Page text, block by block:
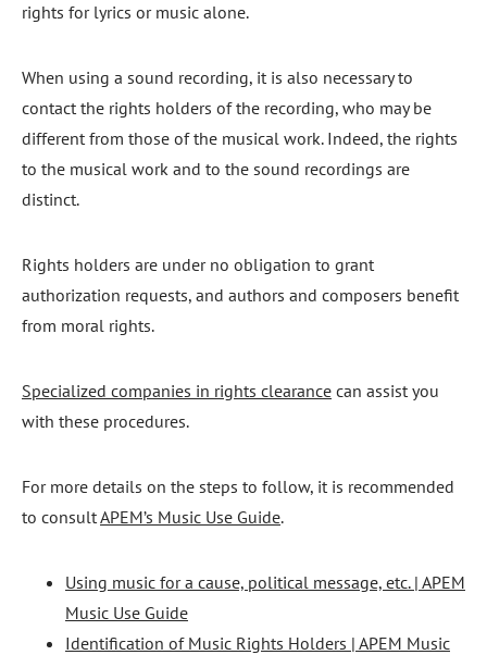
rights for lyrics or music alone.
When using a sound recording, it is also necessary to
contact the rights holders of the recording, who may be
different from those of the musical work. Indeed, the rights
to the musical work and to the sound recordings are
distinct.
Rights holders are under no obligation to grant
authorization requests, and authors and composers benefit
from moral rights.
Specialized companies in rights clearance can assist you
with these procedures.
For more details on the steps to follow, it is recommended
to consultAPEM’s Music Use Guide.
Using music for a cause, political message, etc. | APEM
Music Use Guide
Identification of Music Rights Holders | APEM Music